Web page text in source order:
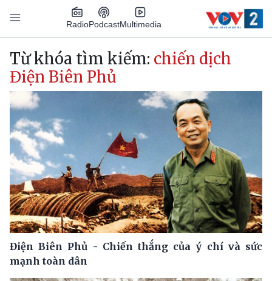
Nhảy đến nội dung
RadioPodcastMultimedia
Main navigation
Từ khóa tìm kiếm: chiến dịch
Điện Biên Phủ
Điện Biên Phủ - Chiến thắng của ý chí và sức
mạnh toàn dân